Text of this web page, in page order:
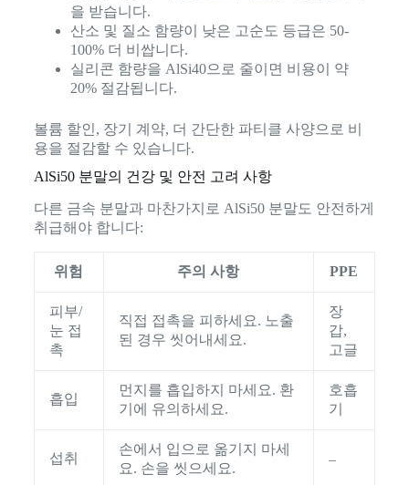
을 받습니다.
산소 및 질소 함량이 낮은 고순도 등급은 50-
100% 더 비쌉니다.
실리콘 함량을 AlSi40으로 줄이면 비용이 약
20% 절감됩니다.
볼륨 할인, 장기 계약, 더 간단한 파티클 사양으로 비
용을 절감할 수 있습니다.
AlSi50 분말의 건강 및 안전 고려 사항
다른 금속 분말과 마찬가지로 AlSi50 분말도 안전하게
취급해야 합니다:
위험 주의 사항 PPE
피부/
눈 접
촉
직접 접촉을 피하세요. 노출
된 경우 씻어내세요.
장
갑,
고글
흡입
먼지를 흡입하지 마세요. 환
기에 유의하세요.
호흡
기
섭취
손에서 입으로 옮기지 마세
요. 손을 씻으세요.
–